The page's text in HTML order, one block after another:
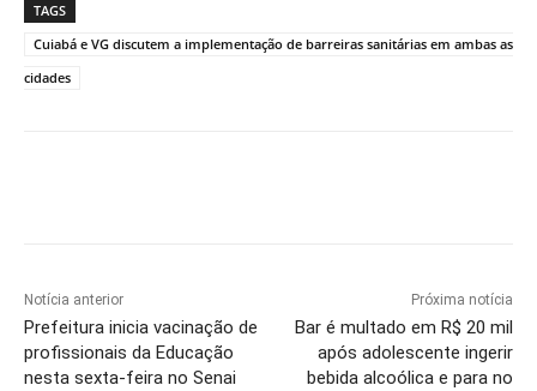
TAGS
Cuiabá e VG discutem a implementação de barreiras sanitárias em ambas as
cidades
Notícia anterior
Prefeitura inicia vacinação de
profissionais da Educação
nesta sexta-feira no Senai
Próxima notícia
Bar é multado em R$ 20 mil
após adolescente ingerir
bebida alcoólica e para no